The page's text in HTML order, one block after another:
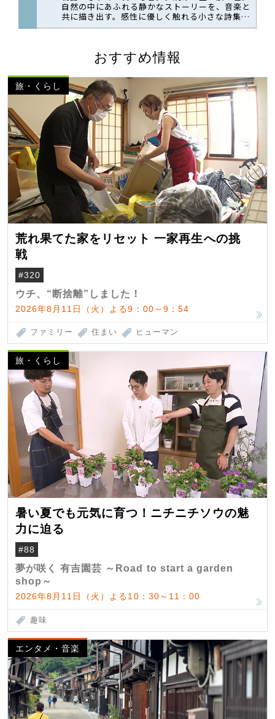
おすすめ情報
旅・くらし
荒れ果てた家をリセット 一家再生への挑
戦
#320
ウチ、“断捨離”しました！
2026年8月11日（火）よる9：00～9：54
ファミリー 住まい ヒューマン
旅・くらし
暑い夏でも元気に育つ！ニチニチソウの魅
力に迫る
#88
夢が咲く 有吉園芸 ～Road to start a garden
shop～
2026年8月11日（火）よる10：30～11：00
趣味
エンタメ・音楽